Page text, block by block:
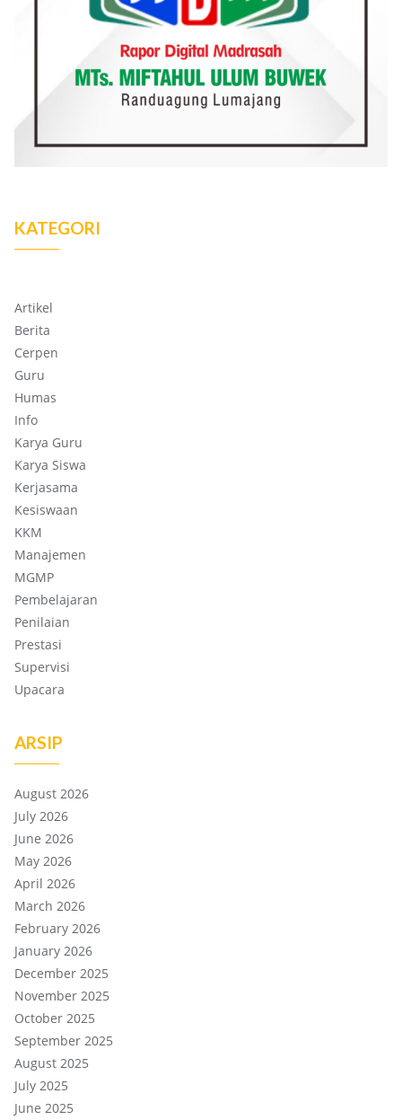
KATEGORI
Artikel
Berita
Cerpen
Guru
Humas
Info
Karya Guru
Karya Siswa
Kerjasama
Kesiswaan
KKM
Manajemen
MGMP
Pembelajaran
Penilaian
Prestasi
Supervisi
Upacara
ARSIP
August 2026
July 2026
June 2026
May 2026
April 2026
March 2026
February 2026
January 2026
December 2025
November 2025
October 2025
September 2025
August 2025
July 2025
June 2025